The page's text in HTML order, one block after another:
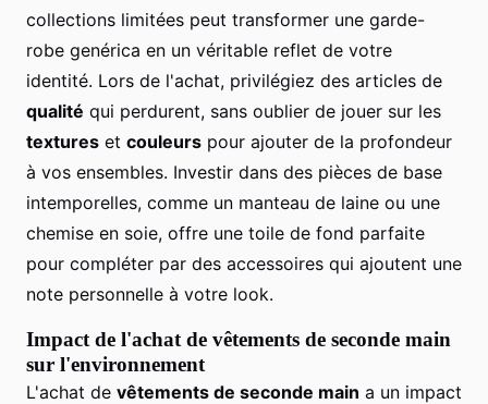
collections limitées peut transformer une garde-
robe genérica en un véritable reflet de votre
identité. Lors de l'achat, privilégiez des articles de
qualité qui perdurent, sans oublier de jouer sur les
textures et couleurs pour ajouter de la profondeur
à vos ensembles. Investir dans des pièces de base
intemporelles, comme un manteau de laine ou une
chemise en soie, offre une toile de fond parfaite
pour compléter par des accessoires qui ajoutent une
note personnelle à votre look.
Impact de l'achat de vêtements de seconde main
sur l'environnement
L'achat de vêtements de seconde main a un impact